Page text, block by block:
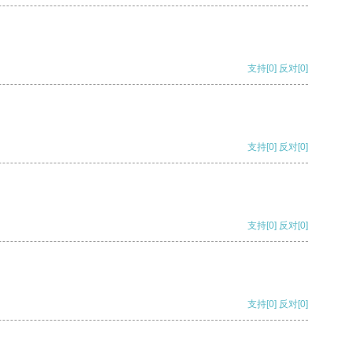
支持[0] 反对[0]
支持[0] 反对[0]
支持[0] 反对[0]
支持[0] 反对[0]